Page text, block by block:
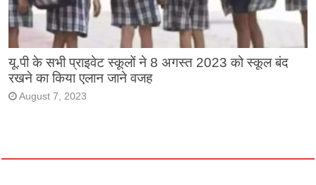
यू.पी के सभी प्राइवेट स्कूलों ने 8 अगस्त 2023 को स्कूल बंद
रखने का किया एलान जाने वजह
August 7, 2023